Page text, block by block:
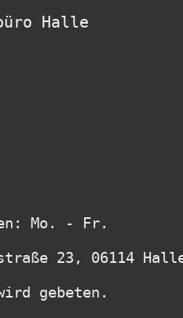
Halle
Mo. - Fr.
23, 06114
gebeten.